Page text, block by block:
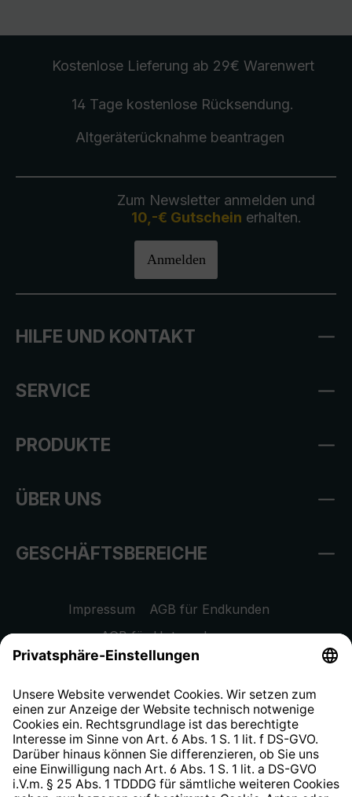
Kostenlose Lieferung ab 29€ Warenwert
14 Tage kostenlose Rücksendung.
Altgeräterücknahmebeantragen
Zum Newsletter anmelden und
10,-€ Gutschein erhalten.
Anmelden
HILFE UND KONTAKT
SERVICE
PRODUKTE
ÜBER UNS
GESCHÄFTSBEREICHE
Impressum
AGB für Endkunden
AGB für Unternehmen
Datenschutzhinweis
Widerrufsrecht
Hinweisgeberschutzsystem
Barrierefreiheit